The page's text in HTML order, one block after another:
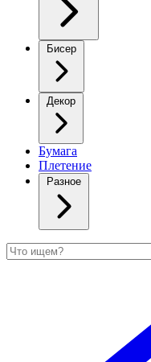
Бисер
Декор
Бумага
Плетение
Разное
Поиск